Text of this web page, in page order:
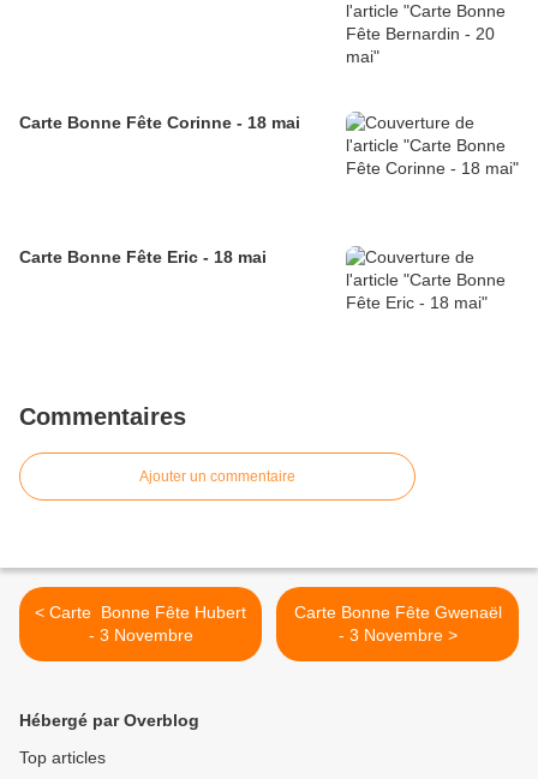
Carte Bonne Fête Corinne - 18 mai
Carte Bonne Fête Eric - 18 mai
Commentaires
Ajouter un commentaire
< Carte Bonne Fête Hubert
- 3 Novembre
Carte Bonne Fête Gwenaël
- 3 Novembre >
Hébergé par Overblog
Top articles